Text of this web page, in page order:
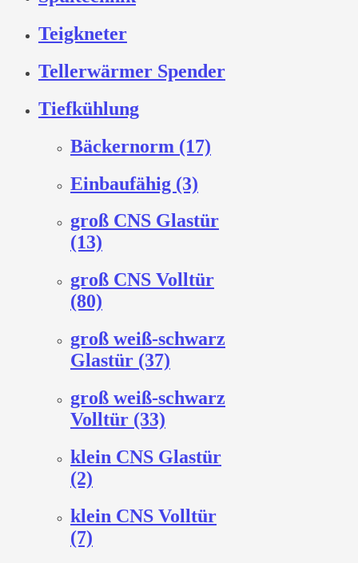
Teigkneter
Tellerwärmer Spender
Tiefkühlung
Bäckernorm (17)
Einbaufähig (3)
groß CNS Glastür
(13)
groß CNS Volltür
(80)
groß weiß-schwarz
Glastür (37)
groß weiß-schwarz
Volltür (33)
klein CNS Glastür
(2)
klein CNS Volltür
(7)